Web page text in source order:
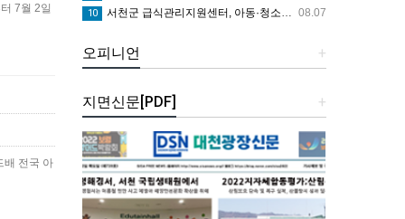
7월 2일
배 전국 아
08.07
10 서천군 급식관리지원센터, 아동·청소년 ‘튼튼 건강 교실’ 운영
+
오피니언
+
지면신문[PDF]